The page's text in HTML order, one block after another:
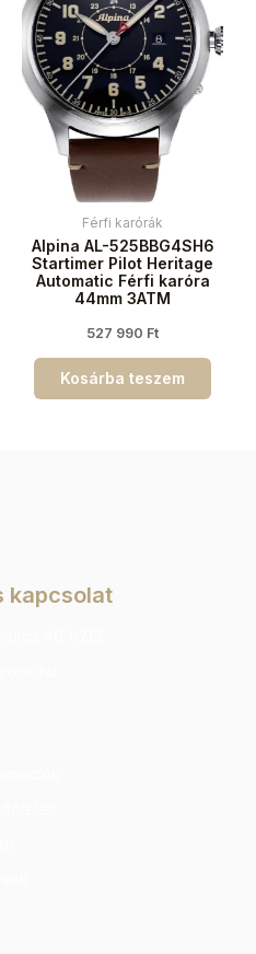
Férfi karórák
Alpina AL-525BBG4SH6
Startimer Pilot Heritage
Automatic Férfi karóra
44mm 3ATM
527 990 Ft
Kosárba teszem
kapcsolat